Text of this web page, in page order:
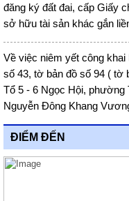
đăng ký đất đai, cấp Giấy
sở hữu tài sản khác gắn
Về việc niêm yết công
số 43, tờ bản đồ số 94 ( tờ
Tổ 5 - 6 Ngọc Hội, phường
Nguyễn Đông Khang
ĐIỂM ĐẾN